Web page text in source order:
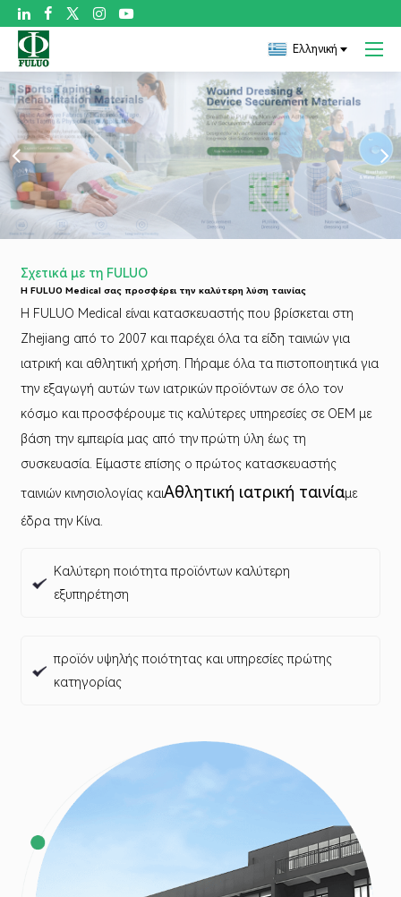

Ελληνική
Σχετικά με τη FULUO
Η FULUO Medical σας προσφέρει την καλύτερη λύση ταινίας
Η FULUO Medical είναι κατασκευαστής που βρίσκεται στη
Zhejiang από το 2007 και παρέχει όλα τα είδη ταινιών για
ιατρική και αθλητική χρήση. Πήραμε όλα τα πιστοποιητικά για
την εξαγωγή αυτών των ιατρικών προϊόντων σε όλο τον
κόσμο και προσφέρουμε τις καλύτερες υπηρεσίες σε OEM με
βάση την εμπειρία μας από την πρώτη ύλη έως τη
συσκευασία. Είμαστε επίσης ο πρώτος κατασκευαστής
ταινιών κινησιολογίας καιΑθλητική ιατρική ταινίαμε
έδρα την Κίνα.
Καλύτερη ποιότητα προϊόντων καλύτερη
εξυπηρέτηση
προϊόν υψηλής ποιότητας και υπηρεσίες πρώτης
κατηγορίας